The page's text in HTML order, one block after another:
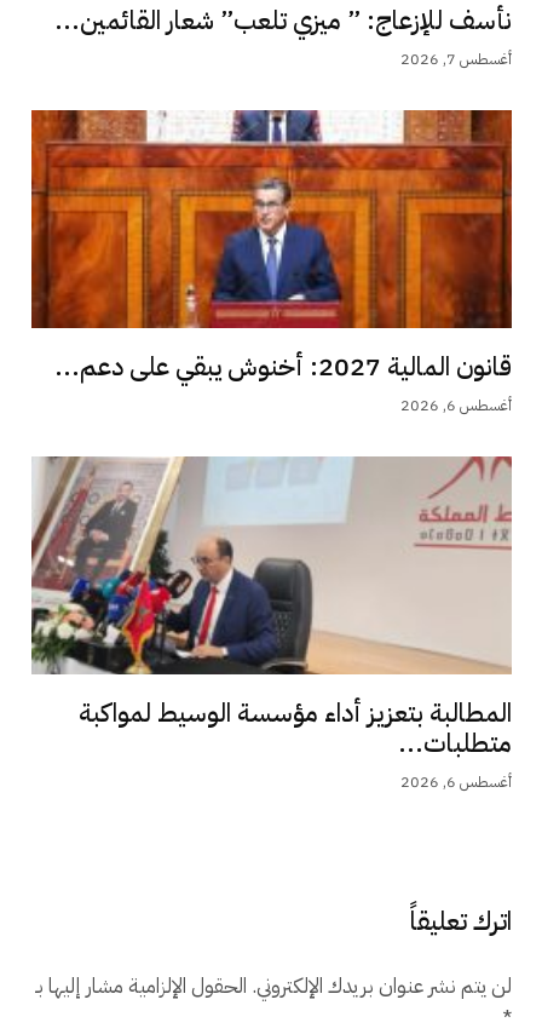
نأسف للإزعاج: ” ميزي تلعب” شعار القائمين...
أغسطس 7, 2026
قانون المالية 2027: أخنوش يبقي على دعم...
أغسطس 6, 2026
المطالبة بتعزيز أداء مؤسسة الوسيط لمواكبة
متطلبات...
أغسطس 6, 2026
اترك تعليقاً
لن يتم نشر عنوان بريدك الإلكتروني. الحقول الإلزامية مشار إليها بـ
*